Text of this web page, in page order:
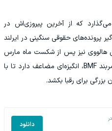
که از آخرین پیروزی‌اش در
و درگیر پرونده‌های حقوقی سنگینی در ایرلند
نیز پس از شکست ماه مارس
برابر چارلز اولیویرا و از دست دادن کمربند BMF، انگیزه‌ای مضاعف دارد تا با
برای رقبا بکشد.
دانلود